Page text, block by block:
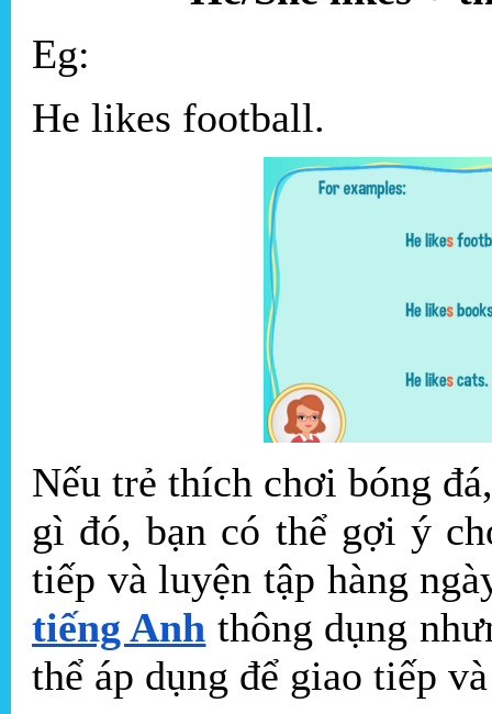
Eg:
He likes football.
Nếu trẻ thích chơi bóng
gì đó, bạn có thể gợi ý
tiếp và luyện tập hàng
tiếng Anh thông dụng
thể áp dụng để giao tiếp